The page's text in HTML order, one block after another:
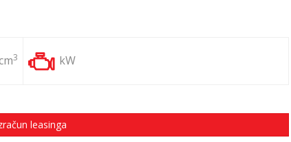
3 kW
leasinga